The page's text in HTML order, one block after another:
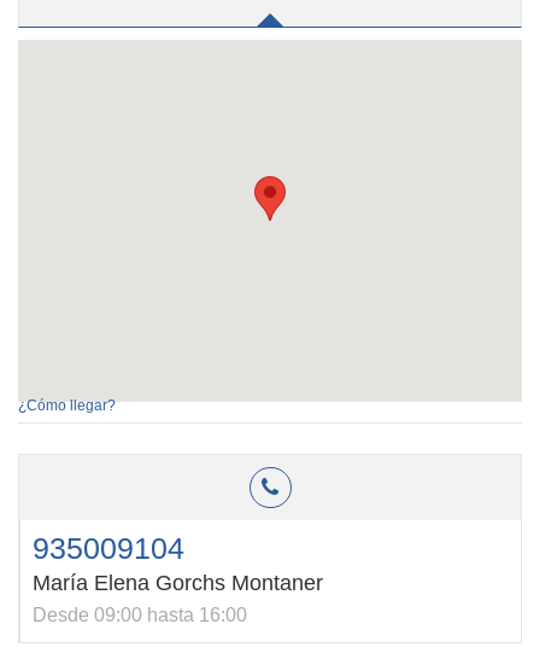
¿Cómo llegar?
935009104
María Elena Gorchs Montaner
Desde 09:00 hasta 16:00